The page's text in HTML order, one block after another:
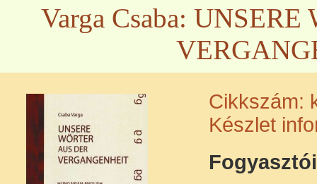
Varga Csaba:
Cikkszám:
Készlet